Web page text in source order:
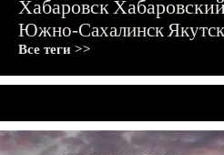
Хабаровск
Южно-СахалинскЯкутск
Все теги >>